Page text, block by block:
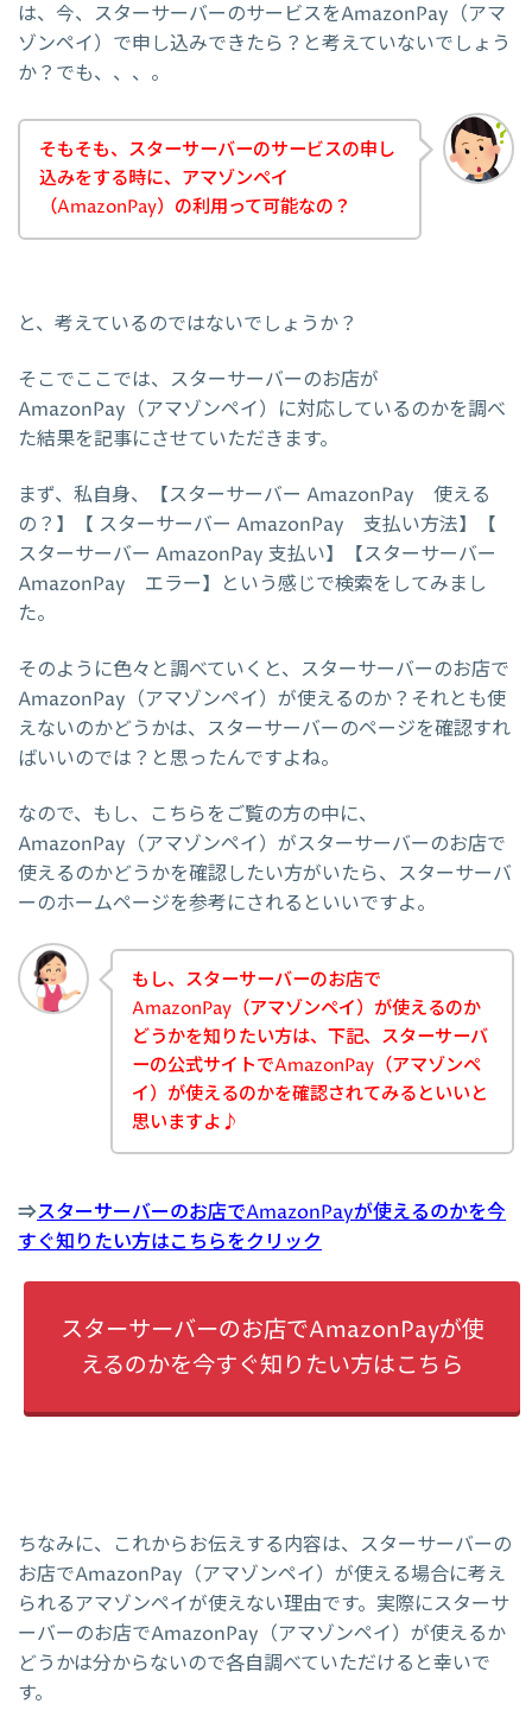
は、今、スターサーバーのサービスをAmazonPay（アマ
ゾンペイ）で申し込みできたら？と考えていないでしょう
か？でも、、、。
そもそも、スターサーバーのサービスの申し
込みをする時に、アマゾンペイ
（AmazonPay）の利用って可能なの？
と、考えているのではないでしょうか？
そこでここでは、スターサーバーのお店が
AmazonPay（アマゾンペイ）に対応しているのかを調べ
た結果を記事にさせていただきます。
まず、私自身、【スターサーバー AmazonPay 使える
の？】【 スターサーバー AmazonPay 支払い方法】【
スターサーバー AmazonPay 支払い】【スターサーバー
AmazonPay エラー】という感じで検索をしてみまし
た。
そのように色々と調べていくと、スターサーバーのお店で
AmazonPay（アマゾンペイ）が使えるのか？それとも使
えないのかどうかは、スターサーバーのページを確認すれ
ばいいのでは？と思ったんですよね。
なので、もし、こちらをご覧の方の中に、
AmazonPay（アマゾンペイ）がスターサーバーのお店で
使えるのかどうかを確認したい方がいたら、スターサーバ
ーのホームページを参考にされるといいですよ。
もし、スターサーバーのお店で
AmazonPay（アマゾンペイ）が使えるのか
どうかを知りたい方は、下記、スターサーバ
ーの公式サイトでAmazonPay（アマゾンペ
イ）が使えるのかを確認されてみるといいと
思いますよ♪
⇒スターサーバーのお店でAmazonPayが使えるのかを今
すぐ知りたい方はこちらをクリック
スターサーバーのお店でAmazonPayが使
えるのかを今すぐ知りたい方はこちら
ちなみに、これからお伝えする内容は、スターサーバーの
お店でAmazonPay（アマゾンペイ）が使える場合に考え
られるアマゾンペイが使えない理由です。実際にスターサ
ーバーのお店でAmazonPay（アマゾンペイ）が使えるか
どうかは分からないので各自調べていただけると幸いで
す。